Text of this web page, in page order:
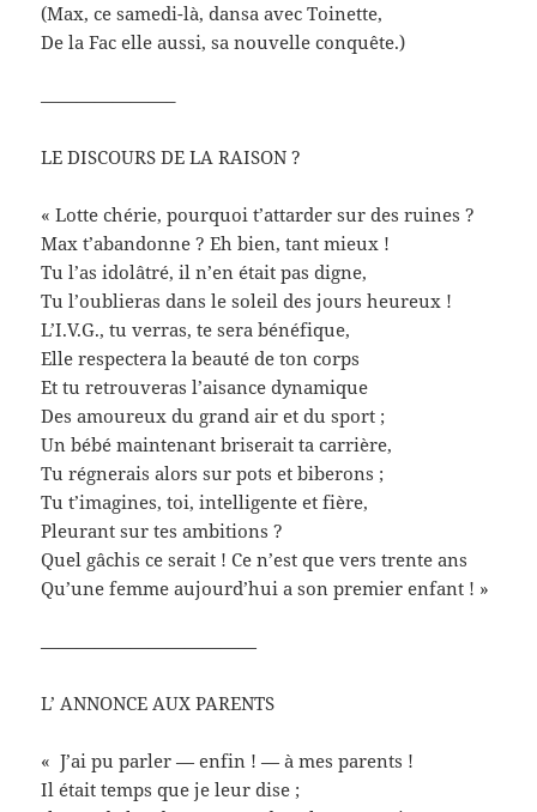
(Max, ce samedi-là, dansa avec Toinette,
De la Fac elle aussi, sa nouvelle conquête.)
———————–
LE DISCOURS DE LA RAISON ?
« Lotte chérie, pourquoi t’attarder sur des ruines ?
Max t’abandonne ? Eh bien, tant mieux !
Tu l’as idolâtré, il n’en était pas digne,
Tu l’oublieras dans le soleil des jours heureux !
L’I.V.G., tu verras, te sera bénéfique,
Elle respectera la beauté de ton corps
Et tu retrouveras l’aisance dynamique
Des amoureux du grand air et du sport ;
Un bébé maintenant briserait ta carrière,
Tu régnerais alors sur pots et biberons ;
Tu t’imagines, toi, intelligente et fière,
Pleurant sur tes ambitions ?
Quel gâchis ce serait ! Ce n’est que vers trente ans
Qu’une femme aujourd’hui a son premier enfant ! »
————————————
L’ ANNONCE AUX PARENTS
« J’ai pu parler — enfin ! — à mes parents !
Il était temps que je leur dise ;